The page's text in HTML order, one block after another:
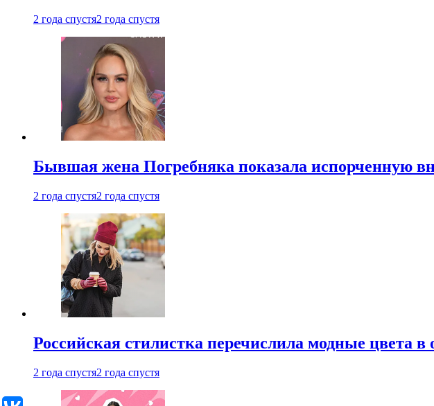
2 года спустя2 года спустя
Бывшая жена Погребняка показала испорченную
2 года спустя2 года спустя
Российская стилистка перечислила модные цвета в
2 года спустя2 года спустя